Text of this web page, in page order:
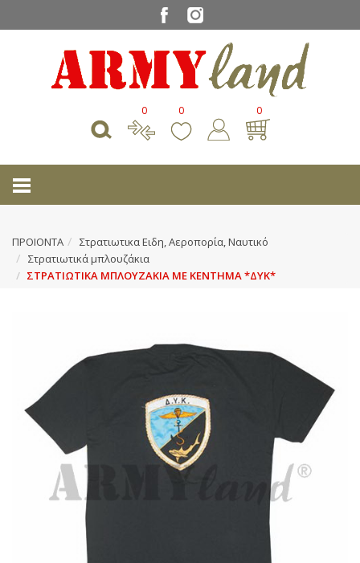
0 0 0
ΠΡΟΙΟΝΤΑ
Στρατιωτικα Ειδη, Αεροπορία, Ναυτικό
Στρατιωτικά μπλουζάκια
ΣΤΡΑΤΙΩΤΙΚΑ ΜΠΛΟΥΖΑΚΙΑ ΜΕ ΚΕΝΤΗΜΑ *ΔΥΚ*